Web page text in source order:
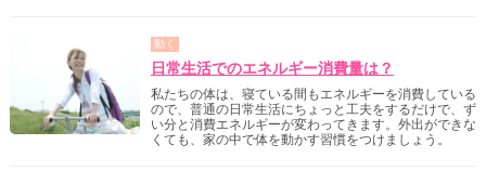
動く
日常生活でのエネルギー消費量は？
私たちの体は、寝ている間もエネルギーを消費している
ので、普通の日常生活にちょっと工夫をするだけで、ず
い分と消費エネルギーが変わってきます。外出ができな
くても、家の中で体を動かす習慣をつけましょう。